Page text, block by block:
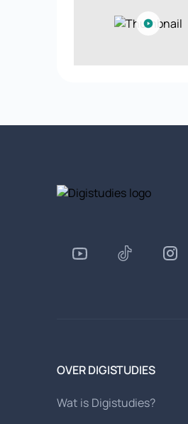
OVER DIGISTUDIES
Wat is Digistudies?